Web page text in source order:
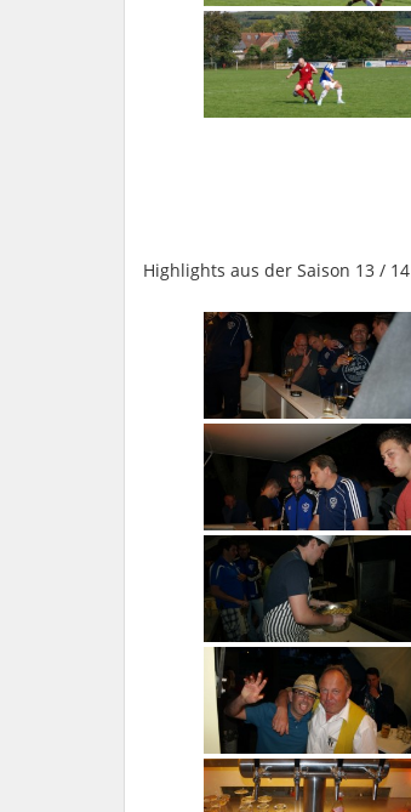
Highlights aus der Saison 13 / 14